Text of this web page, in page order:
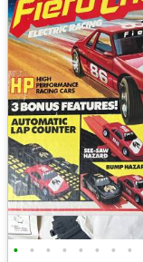
• • • • • • • •